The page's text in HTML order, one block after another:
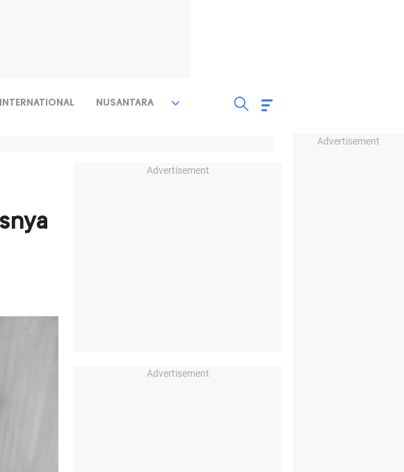
Advertisement
INTERNATIONAL NUSANTARA
Advertisement
Advertisement